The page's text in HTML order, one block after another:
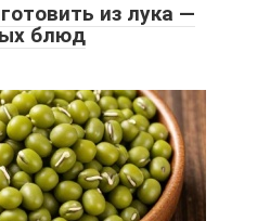
из лука —
блюд